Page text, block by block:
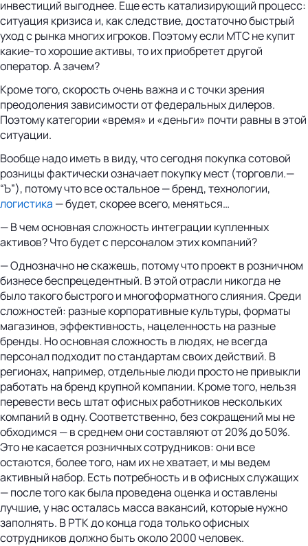
инвестиций выгоднее. Еще есть катализирующий процесс:
ситуация кризиса и, как следствие, достаточно быстрый
уход с рынка многих игроков. Поэтому если МТС не купит
какие-то хорошие активы, то их приобретет другой
оператор. А зачем?
Кроме того, скорость очень важна и с точки зрения
преодоления зависимости от федеральных дилеров.
Поэтому категории «время» и «деньги» почти равны в этой
ситуации.
Вообще надо иметь в виду, что сегодня покупка сотовой
розницы фактически означает покупку мест (торговли.—
“Ъ”), потому что все остальное — бренд, технологии,
логистика — будет, скорее всего, меняться…
— В чем основная сложность интеграции купленных
активов? Что будет с персоналом этих компаний?
— Однозначно не скажешь, потому что проект в розничном
бизнесе беспрецедентный. В этой отрасли никогда не
было такого быстрого и многоформатного слияния. Среди
сложностей: разные корпоративные культуры, форматы
магазинов, эффективность, нацеленность на разные
бренды. Но основная сложность в людях, не всегда
персонал подходит по стандартам своих действий. В
регионах, например, отдельные люди просто не привыкли
работать на бренд крупной компании. Кроме того, нельзя
перевести весь штат офисных работников нескольких
компаний в одну. Соответственно, без сокращений мы не
обходимся — в среднем они составляют от 20% до 50%.
Это не касается розничных сотрудников: они все
остаются, более того, нам их не хватает, и мы ведем
активный набор. Есть потребность и в офисных служащих
— после того как была проведена оценка и оставлены
лучшие, у нас осталась масса вакансий, которые нужно
заполнять. В РТК до конца года только офисных
сотрудников должно быть около 2000 человек.